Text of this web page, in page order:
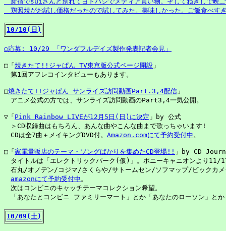
鶏照焼がお試し価格だったので試してみた。美味しかった。ご飯食べ
10/10(日)
○応募: 10/29 「ワンダフルデイズ製作発表記者会見」
□「 焼きたて!!ジャぱん TV東京版公式ページ開設 」
第1回アフレコインタビューもあります。
□焼きたて!!ジャぱん サンライズ訪問動画Part.3,4配信 」
アニメ公式の方では、サンライズ訪問動画のPart3,4一気公開。
▽「 Pink Rainbow LIVEが12月5日(日)に決定 」by 公式
＞CD収録曲はもちろん、あんな曲やこんな曲まで歌っちゃいます!
CDは全7曲＋メイキングDVD付。 Amazon.comにて予約受付中。
□「 家電量販店のテーマ・ソングばかりを集めたCD登場!! 」by CD
タイトルは「エレクトリックパーク(仮)」。ポニーキャニオンより11/
石丸/オノデン/コジマ/さくらや/サトームセン/ソフマップ/ビックカ
amazonにて予約受付中。
次はコンビニのキャッチテーマコレクション希望。
「あなたとコンビニ ファミリーマート」とか「あなたのローソン」と
10/09(土)